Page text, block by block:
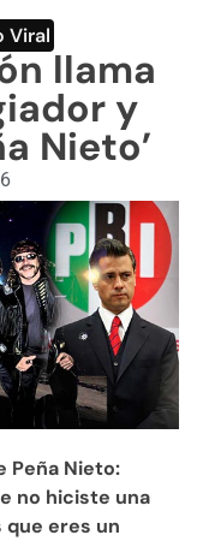
Viral
llama
y
Nieto’
Peña Nieto:
no hiciste una
que eres un